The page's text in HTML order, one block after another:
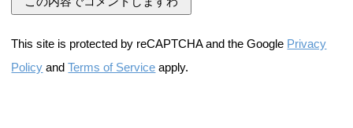
This site is protected by reCAPTCHA and the Google Privacy
Policy andTerms of Service apply.